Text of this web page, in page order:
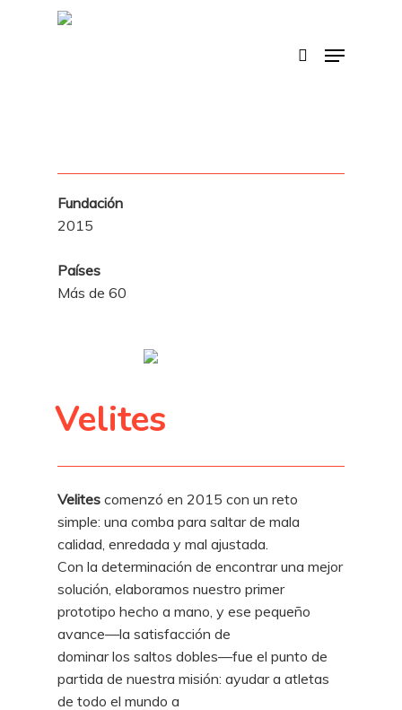
Menu
Fundación
2015
Países
Más de 60
Velites
Velitescomenzó en 2015 con un reto
simple: una comba para saltar de mala
calidad, enredada y mal ajustada.
Con la determinación de encontrar una mejor
solución, elaboramos nuestro primer
prototipo hecho a mano, y ese pequeño
avance—la satisfacción de
dominar los saltos dobles—fue el punto de
partida de nuestra misión: ayudar a atletas
de todo el mundo a